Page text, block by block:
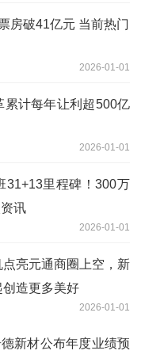
房破41亿元 当前热门
2026-01-01
累计每年让利超500亿
2026-01-01
31+13里程碑！300万
讯
2026-01-01
亮元通商圈上空，新
造更多美好
2026-01-01
新材公布年度业绩预